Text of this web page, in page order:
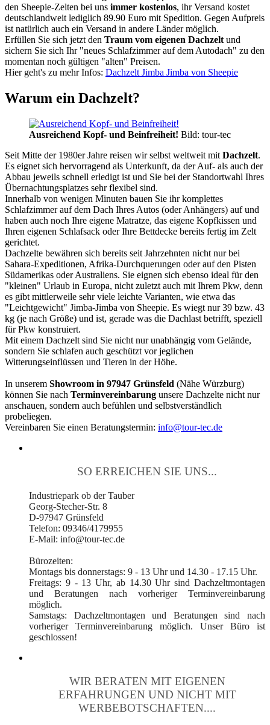
den Sheepie-Zelten bei uns immer kostenlos, ihr Versand kostet
deutschlandweit lediglich 89.90 Euro mit Spedition. Gegen Aufpreis
ist natürlich auch ein Versand in andere Länder möglich.
Erfüllen Sie sich jetzt den Traum vom eigenen Dachzelt und
sichern Sie sich Ihr "neues Schlafzimmer auf dem Autodach" zu den
momentan noch gültigen "alten" Preisen.
Hier geht's zu mehr Infos: Dachzelt Jimba Jimba von Sheepie
Warum ein Dachzelt?
Ausreichend Kopf- und Beinfreiheit! Bild: tour-tec
Seit Mitte der 1980er Jahre reisen wir selbst weltweit mit Dachzelt.
Es eignet sich hervorragend als Unterkunft, da der Auf- als auch der
Abbau jeweils schnell erledigt ist und Sie bei der Standortwahl Ihres
Übernachtungsplatzes sehr flexibel sind.
Innerhalb von wenigen Minuten bauen Sie ihr komplettes
Schlafzimmer auf dem Dach Ihres Autos (oder Anhängers) auf und
haben auch noch Ihre eigene Matratze, das eigene Kopfkissen und
Ihren eigenen Schlafsack oder Ihre Bettdecke bereits fertig im Zelt
gerichtet.
Dachzelte bewähren sich bereits seit Jahrzehnten nicht nur bei
Sahara-Expeditionen, Afrika-Durchquerungen oder auf den Pisten
Südamerikas oder Australiens. Sie eignen sich ebenso ideal für den
"kleinen" Urlaub in Europa, nicht zuletzt auch mit Ihrem Pkw, denn
es gibt mittlerweile sehr viele leichte Varianten, wie etwa das
"Leichtgewicht" Jimba-Jimba von Sheepie. Es wiegt nur 39 bzw. 43
kg (je nach Größe) und ist, gerade was die Dachlast betrifft, speziell
für Pkw konstruiert.
Mit einem Dachzelt sind Sie nicht nur unabhängig vom Gelände,
sondern Sie schlafen auch geschützt vor jeglichen
Witterungseinflüssen und Tieren in der Höhe.
In unserem Showroom in 97947 Grünsfeld (Nähe Würzburg)
können Sie nach Terminvereinbarung unsere Dachzelte nicht nur
anschauen, sondern auch befühlen und selbstverständlich
probeliegen.
Vereinbaren Sie einen Beratungstermin: info@tour-tec.de
SO ERREICHEN SIE UNS...
Industriepark ob der Tauber
Georg-Stecher-Str. 8
D-97947 Grünsfeld
Telefon: 09346/4179955
E-Mail: info@tour-tec.de
Bürozeiten:
Montags bis donnerstags: 9 - 13 Uhr und 14.30 - 17.15 Uhr.
Freitags: 9 - 13 Uhr, ab 14.30 Uhr sind Dachzeltmontagen
und Beratungen nach vorheriger Terminvereinbarung
möglich.
Samstags: Dachzeltmontagen und Beratungen sind nach
vorheriger Terminvereinbarung möglich. Unser Büro ist
geschlossen!
WIR BERATEN MIT EIGENEN
ERFAHRUNGEN UND NICHT MIT
WERBEBOTSCHAFTEN....